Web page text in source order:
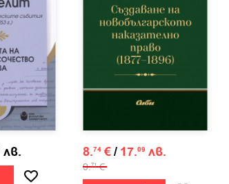
лв. 8.74 €/ 17.09 лв.
9.71 €